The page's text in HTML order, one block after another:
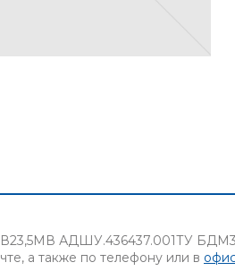
АДШУ.436437.001ТУ
а также по телефону или в